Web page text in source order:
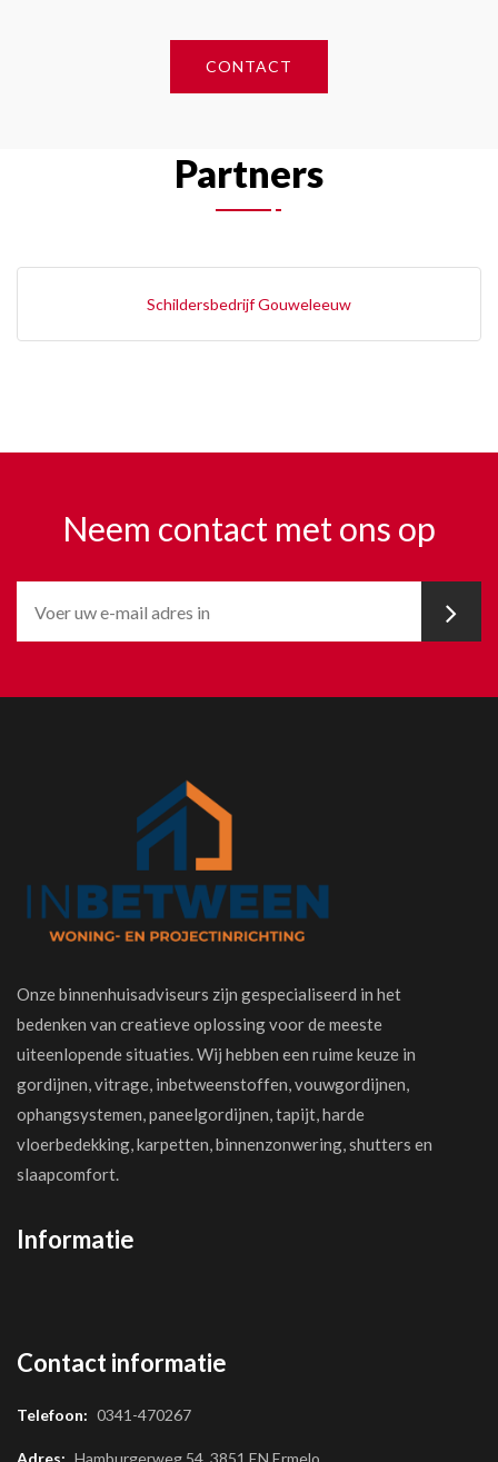
CONTACT
Partners
Schildersbedrijf Gouweleeuw
Neem contact met ons op
Onze binnenhuisadviseurs zijn gespecialiseerd in het
bedenken van creatieve oplossing voor de meeste
uiteenlopende situaties. Wij hebben een ruime keuze in
gordijnen, vitrage, inbetweenstoffen, vouwgordijnen,
ophangsystemen, paneelgordijnen, tapijt, harde
vloerbedekking, karpetten, binnenzonwering, shutters en
slaapcomfort.
Informatie
Contact informatie
Telefoon: 0341-470267
Adres: Hamburgerweg 54, 3851 EN Ermelo